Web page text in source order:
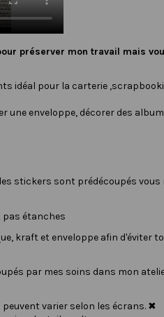
préserver mon travail mais
idéal pour la carterie
une enveloppe, décorer des
stickers sont prédécoupés vous
étanches
kraft et enveloppe afin d'éviter
par mes soins dans mon
varier selon les écrans. ✖